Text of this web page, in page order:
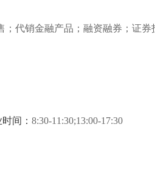
代销金融产品；融资融券；证券
间： 8:30-11:30;13:00-17:30